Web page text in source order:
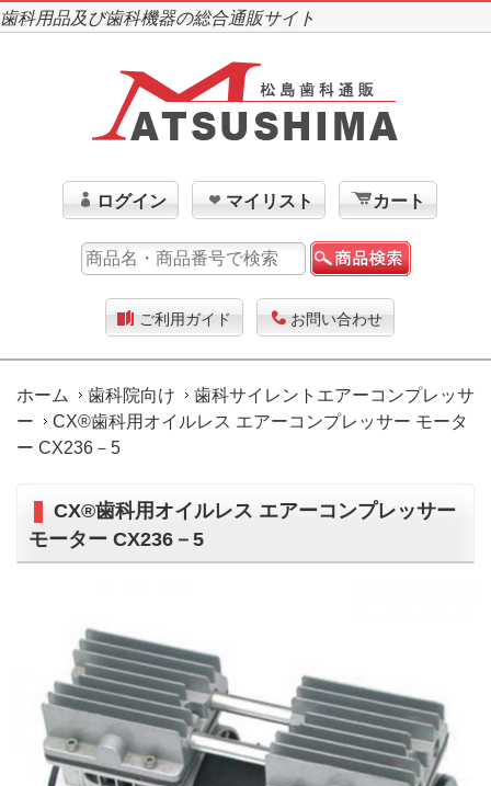
歯科用品及び歯科機器の総合通販サイト
ログイン マイリスト カート
ご利用ガイド お問い合わせ
ホーム 歯科院向け
歯科サイレントエアーコンプレッサ
ー
CX®歯科用オイルレス エアーコンプレッサー モータ
ー CX236－5
CX®歯科用オイルレス エアーコンプレッサー
モーター CX236－5